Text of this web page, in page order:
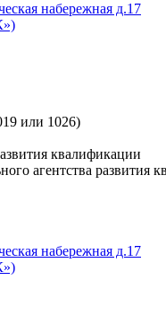
набережная д.17
или 1026)
квалификации
агентства развития
набережная д.17